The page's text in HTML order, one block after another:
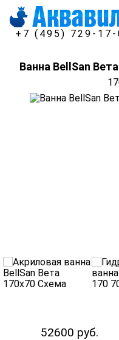
+7 (495) 729-17-
Ванна BellSan
52600 руб.